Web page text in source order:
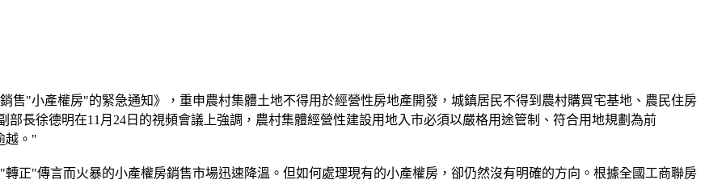
"小產權房"的緊急通知》，重申農村集體土地不得用於經營性房地產開發，城鎮居民不得到農村購買宅基地、農民住房
長徐德明在11月24日的視頻會議上強調，農村集體經營性建設用地入市必須以嚴格用途管制、符合用地規劃為前
越。"
"傳言而火暴的小產權房銷售市場迅速降溫。但如何處理現有的小產權房，卻仍然沒有明確的方向。根據全國工商聯房